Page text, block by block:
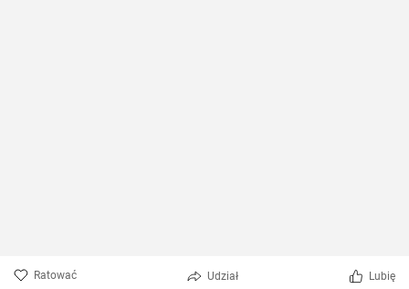
Ratować Udział Lubię